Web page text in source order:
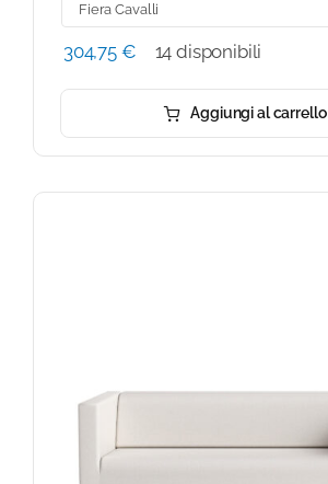
304,75 € 14 disponibili
Aggiungi al carrello